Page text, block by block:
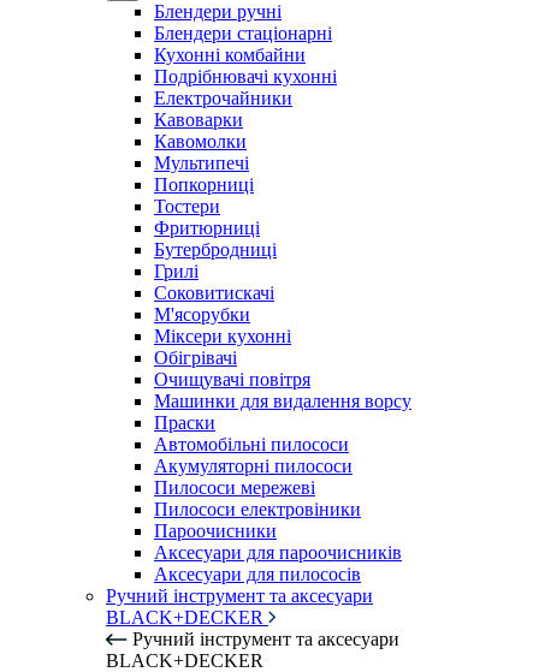
Блендери ручні
Блендери стаціонарні
Кухонні комбайни
Подрібнювачі кухонні
Електрочайники
Кавоварки
Кавомолки
Мультипечі
Попкорниці
Тостери
Фритюрниці
Бутербродниці
Грилі
Соковитискачі
М'ясорубки
Міксери кухонні
Обігрівачі
Очищувачі повітря
Машинки для видалення ворсу
Праски
Автомобільні пилососи
Акумуляторні пилососи
Пилососи мережеві
Пилососи електровіники
Пароочисники
Аксесуари для пароочисників
Аксесуари для пилососів
Ручний інструмент та аксесуари
BLACK+DECKER
Ручний інструмент та аксесуари
BLACK+DECKER